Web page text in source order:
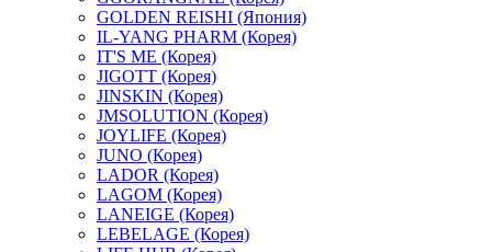
GOLDEN REISHI (Япония)
IL-YANG PHARM (Корея)
IT'S ME (Корея)
JIGOTT (Корея)
JINSKIN (Корея)
JMSOLUTION (Корея)
JOYLIFE (Корея)
JUNO (Корея)
LADOR (Корея)
LAGOM (Корея)
LANEIGE (Корея)
LEBELAGE (Корея)